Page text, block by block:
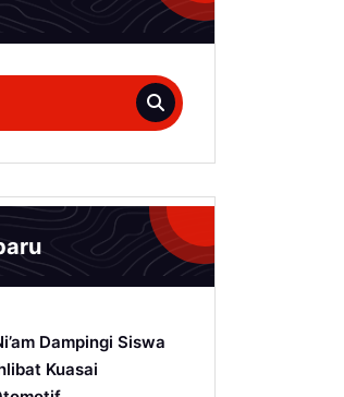
Dampingi Siswa
Kuasai